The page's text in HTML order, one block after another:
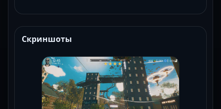
Скриншоты